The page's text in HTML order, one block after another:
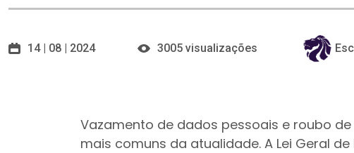
14 | 08 | 2024 3005 visualizações
Vazamento de dados pessoais e roubo
mais comuns da atualidade. A Lei Geral